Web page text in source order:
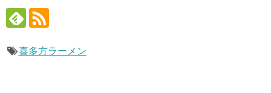
喜多方ラーメン